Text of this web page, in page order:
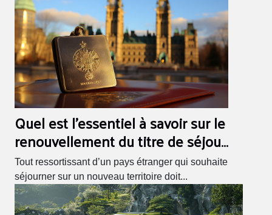
Quel est l’essentiel à savoir sur le
renouvellement du titre de séjour
?
Tout ressortissant d’un pays étranger qui souhaite
séjourner sur un nouveau territoire doit...